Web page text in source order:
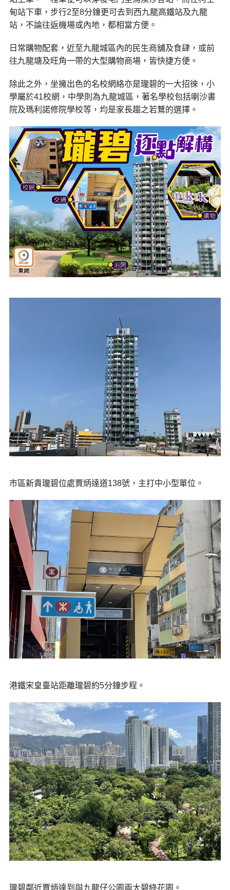
甸站下車，步行2至8分鐘更可去到西九龍高鐵站及九龍
站，不論往返機場或內地，都相當方便。
日常購物配套，近至九龍城區內的民生商舖及食肆，或前
往九龍塘及旺角一帶的大型購物商場，皆快捷方便。
除此之外，坐擁出色的名校網絡亦是瓏碧的一大招徠，小
學屬於41校網，中學則為九龍城區，著名學校包括喇沙書
院及瑪利諾修院學校等，均是家長趨之若鶩的選擇。
市區新貴瓏碧位處賈炳達道138號，主打中小型單位。
港鐵宋皇臺站距離瓏碧約5分鐘步程。
瓏碧鄰近賈炳達到與九龍仔公園兩大碧綠花園。